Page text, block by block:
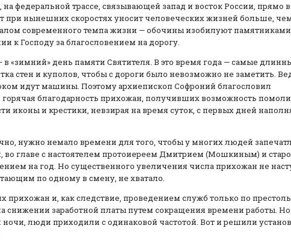
федеральной трассе, связывающей запад и восток России, прямо
при нынешних скоростях уносит человеческих жизней больше,
современного темпа жизни — обочины изобилуют
к Господу за благословением на дорогу.
в «зимний» день памяти Святителя. В это время года — самые
стен и куполов, чтобы с дороги было невозможно не заметить.
идут машины. Поэтому архиепископ Софроний благословил
благодарность прихожан, получивших возможность
иконы и крестики, невзирая на время суток, с первых дней
нужно немало времени для того, чтобы у многих людей
главе с настоятелем протоиереем Дмитрием (Мошкиным) и
на год. Но существенного увеличения числа прихожан не
по одному в смену, не хватало.
прихожан и, как следствие, проведением служб только по
заработной платы путем сокращения времени работы. Но
люди приходили с одинаковой частотой. Вот и решили